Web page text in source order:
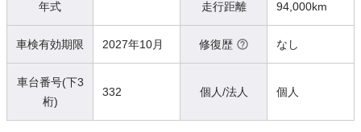
年式 走行距離 94,000km
車検有効期限 2027年10月 修復歴 なし
車台番号(下3
桁)
332 個人/法人 個人